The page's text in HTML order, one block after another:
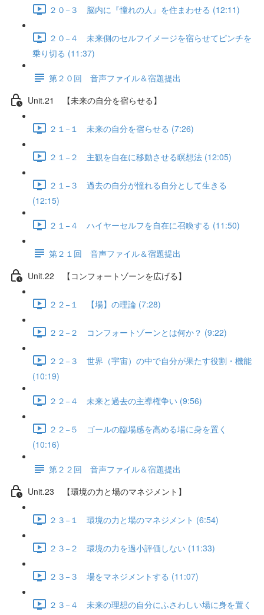
２０−３ 脳内に『憧れの人』を住まわせる (12:11)
２０−４ 未来側のセルフイメージを宿らせてピンチを
乗り切る (11:37)
第２０回 音声ファイル＆宿題提出
Unit.21 【未来の自分を宿らせる】
２１−１ 未来の自分を宿らせる (7:26)
２１−２ 主観を自在に移動させる瞑想法 (12:05)
２１−３ 過去の自分が憧れる自分として生きる
(12:15)
２１−４ ハイヤーセルフを自在に召喚する (11:50)
第２１回 音声ファイル＆宿題提出
Unit.22 【コンフォートゾーンを広げる】
２２−１ 【場】の理論 (7:28)
２２−２ コンフォートゾーンとは何か？ (9:22)
２２−３ 世界（宇宙）の中で自分が果たす役割・機能
(10:19)
２２−４ 未来と過去の主導権争い (9:56)
２２−５ ゴールの臨場感を高める場に身を置く
(10:16)
第２２回 音声ファイル＆宿題提出
Unit.23 【環境の力と場のマネジメント】
２３−１ 環境の力と場のマネジメント (6:54)
２３−２ 環境の力を過小評価しない (11:33)
２３−３ 場をマネジメントする (11:07)
２３−４ 未来の理想の自分にふさわしい場に身を置く